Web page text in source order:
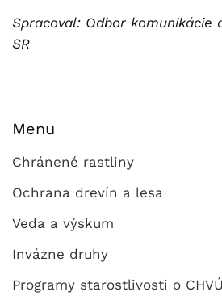
Spracoval: Odbor komunikácie
SR
Menu
Chránené rastliny
Ochrana drevín a lesa
Veda a výskum
Invázne druhy
Programy starostlivosti o CHVÚ